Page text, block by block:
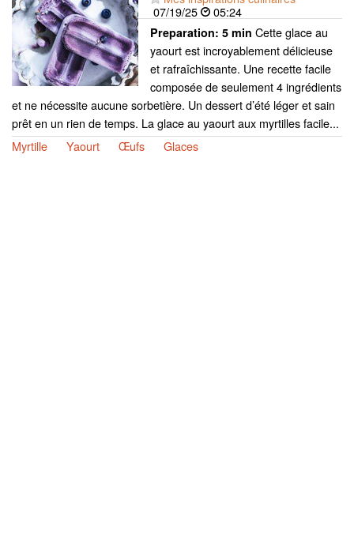
07/19/25
05:24
Preparation: 5 min Cette glace au
yaourt est incroyablement délicieuse
et rafraîchissante. Une recette facile
composée de seulement 4 ingrédients
et ne nécessite aucune sorbetière. Un dessert d’été léger et sain
prêt en un rien de temps. La glace au yaourt aux myrtilles facile...
Myrtille
Yaourt Œufs Glaces